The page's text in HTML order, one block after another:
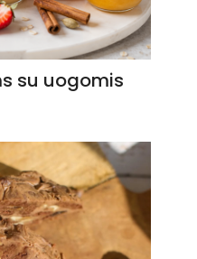
su uogomis